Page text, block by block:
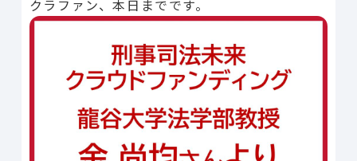
クラファン、本日までです。